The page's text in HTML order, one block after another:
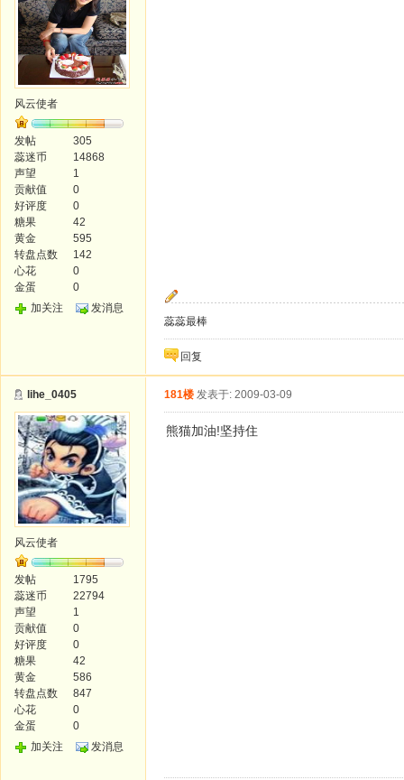
风云使者
发帖
305
蕊迷币
14868
声望
1
贡献值
0
好评度
0
糖果
42
黄金
595
转盘点数
142
心花
0
金蛋
0
加关注
发消息
蕊蕊最棒
回复
lihe_0405
风云使者
发帖
1795
蕊迷币
22794
声望
1
贡献值
0
好评度
0
糖果
42
黄金
586
转盘点数
847
心花
0
金蛋
0
加关注
发消息
181楼 发表于: 2009-03-09
熊猫加油!坚持住